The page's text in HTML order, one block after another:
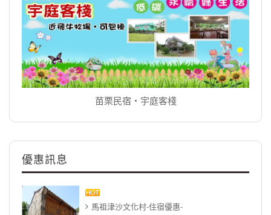
苗栗民宿‧宇庭客棧
優惠訊息
馬祖津沙文化村-住宿優惠-